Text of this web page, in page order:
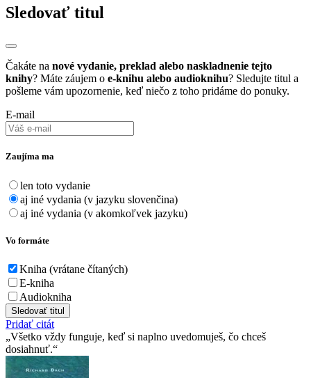
Sledovať titul
Čakáte na nové vydanie, preklad alebo naskladnenie tejto
knihy? Máte záujem o e-knihu alebo audioknihu? Sledujte titul a
pošleme vám upozornenie, keď niečo z toho pridáme do ponuky.
E-mail
Zaujíma ma
len toto vydanie
aj iné vydania (v jazyku slovenčina)
aj iné vydania (v akomkoľvek jazyku)
Vo formáte
Kniha (vrátane čítaných)
E-kniha
Audiokniha
Sledovať titul
Pridať citát
Všetko vždy funguje, keď si naplno uvedomuješ, čo chceš
dosiahnuť.